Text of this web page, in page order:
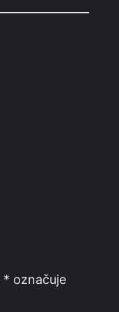
* označuje